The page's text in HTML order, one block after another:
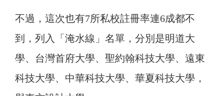
不過，這次也有7所私校註冊率連6成都不
到，列入「淹水線」名單，分別是明道大
學、台灣首府大學、聖約翰科技大學、遠東
科技大學、中華科技大學、華夏科技大學，